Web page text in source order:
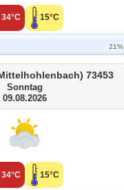
34°C 15°C
21%
73453
Sonntag
09.08.2026
34°C 15°C